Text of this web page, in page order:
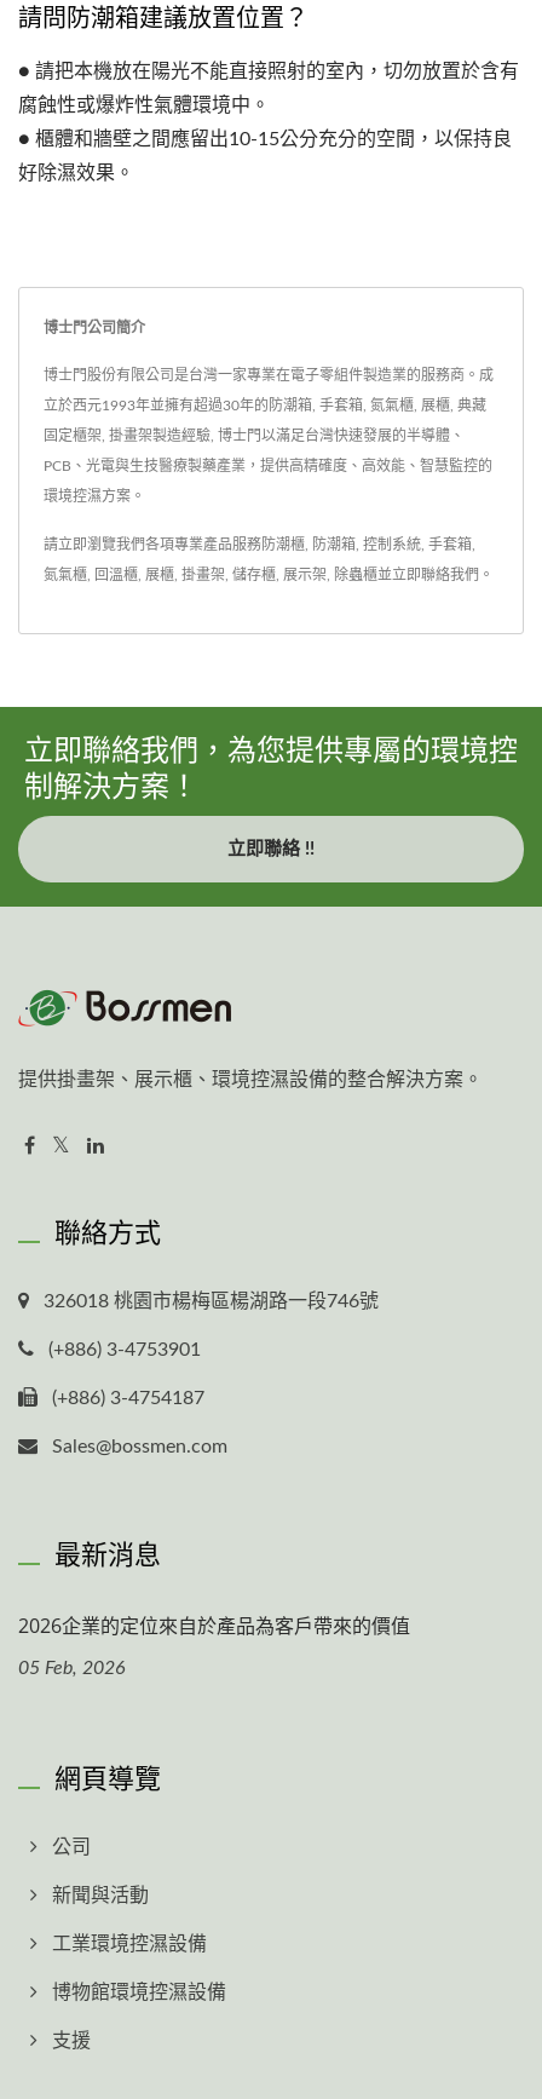
請問防潮箱建議放置位置？
● 請把本機放在陽光不能直接照射的室內，切勿放置於含有
腐蝕性或爆炸性氣體環境中。
● 櫃體和牆壁之間應留出10-15公分充分的空間，以保持良
好除濕效果。
博士門公司簡介
博士門股份有限公司是台灣一家專業在電子零組件製造業的服務商。成
立於西元1993年並擁有超過30年的防潮箱, 手套箱, 氮氣櫃, 展櫃, 典藏
固定櫃架, 掛畫架製造經驗, 博士門以滿足台灣快速發展的半導體、
PCB、光電與生技醫療製藥產業，提供高精確度、高效能、智慧監控的
環境控濕方案。
請立即瀏覽我們各項專業產品服務 防潮櫃 防潮箱 控制系統 手套箱
氮氣櫃 回溫櫃 展櫃 掛畫架 儲存櫃 展示架 除蟲櫃並立即聯絡我們 。
立即聯絡我們，為您提供專屬的環境控
制解決方案！
立即聯絡 !!
提供掛畫架、展示櫃、環境控濕設備的整合解決方案。
聯絡方式
326018 桃園市楊梅區楊湖路一段746號
(+886) 3-4753901
(+886) 3-4754187
Sales@bossmen.com
最新消息
2026企業的定位來自於產品為客戶帶來的價值
05 Feb, 2026
網頁導覽
公司
新聞與活動
工業環境控濕設備
博物館環境控濕設備
支援